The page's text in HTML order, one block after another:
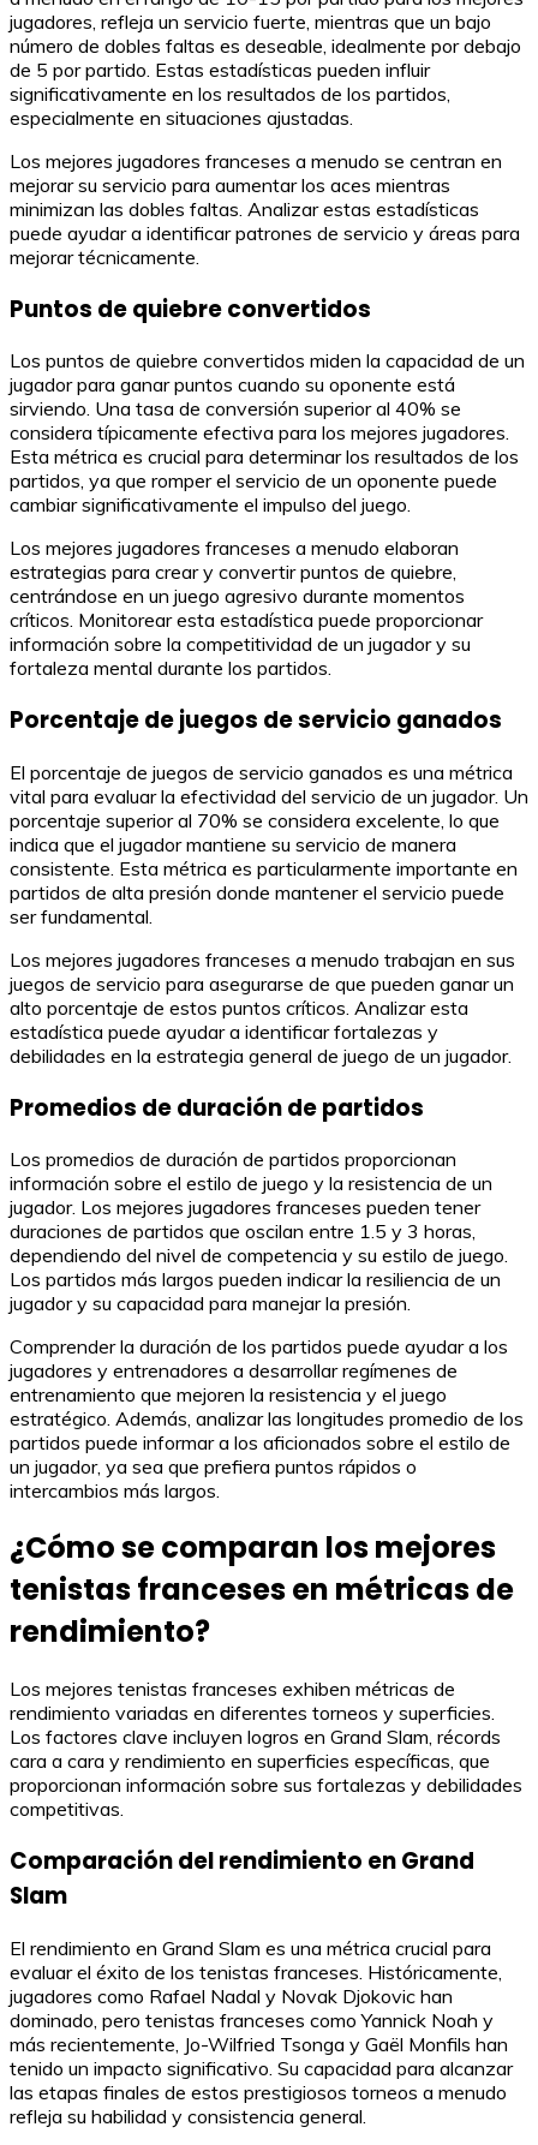
jugadores, refleja un servicio fuerte, mientras que un bajo
número de dobles faltas es deseable, idealmente por debajo
de 5 por partido. Estas estadísticas pueden influir
significativamente en los resultados de los partidos,
especialmente en situaciones ajustadas.
Los mejores jugadores franceses a menudo se centran en
mejorar su servicio para aumentar los aces mientras
minimizan las dobles faltas. Analizar estas estadísticas
puede ayudar a identificar patrones de servicio y áreas para
mejorar técnicamente.
Puntos de quiebre convertidos
Los puntos de quiebre convertidos miden la capacidad de un
jugador para ganar puntos cuando su oponente está
sirviendo. Una tasa de conversión superior al 40% se
considera típicamente efectiva para los mejores jugadores.
Esta métrica es crucial para determinar los resultados de los
partidos, ya que romper el servicio de un oponente puede
cambiar significativamente el impulso del juego.
Los mejores jugadores franceses a menudo elaboran
estrategias para crear y convertir puntos de quiebre,
centrándose en un juego agresivo durante momentos
críticos. Monitorear esta estadística puede proporcionar
información sobre la competitividad de un jugador y su
fortaleza mental durante los partidos.
Porcentaje de juegos de servicio ganados
El porcentaje de juegos de servicio ganados es una métrica
vital para evaluar la efectividad del servicio de un jugador. Un
porcentaje superior al 70% se considera excelente, lo que
indica que el jugador mantiene su servicio de manera
consistente. Esta métrica es particularmente importante en
partidos de alta presión donde mantener el servicio puede
ser fundamental.
Los mejores jugadores franceses a menudo trabajan en sus
juegos de servicio para asegurarse de que pueden ganar un
alto porcentaje de estos puntos críticos. Analizar esta
estadística puede ayudar a identificar fortalezas y
debilidades en la estrategia general de juego de un jugador.
Promedios de duración de partidos
Los promedios de duración de partidos proporcionan
información sobre el estilo de juego y la resistencia de un
jugador. Los mejores jugadores franceses pueden tener
duraciones de partidos que oscilan entre 1.5 y 3 horas,
dependiendo del nivel de competencia y su estilo de juego.
Los partidos más largos pueden indicar la resiliencia de un
jugador y su capacidad para manejar la presión.
Comprender la duración de los partidos puede ayudar a los
jugadores y entrenadores a desarrollar regímenes de
entrenamiento que mejoren la resistencia y el juego
estratégico. Además, analizar las longitudes promedio de los
partidos puede informar a los aficionados sobre el estilo de
un jugador, ya sea que prefiera puntos rápidos o
intercambios más largos.
¿Cómo se comparan los mejores
tenistas franceses en métricas de
rendimiento?
Los mejores tenistas franceses exhiben métricas de
rendimiento variadas en diferentes torneos y superficies.
Los factores clave incluyen logros en Grand Slam, récords
cara a cara y rendimiento en superficies específicas, que
proporcionan información sobre sus fortalezas y debilidades
competitivas.
Comparación del rendimiento en Grand
Slam
El rendimiento en Grand Slam es una métrica crucial para
evaluar el éxito de los tenistas franceses. Históricamente,
jugadores como Rafael Nadal y Novak Djokovic han
dominado, pero tenistas franceses como Yannick Noah y
más recientemente, Jo-Wilfried Tsonga y Gaël Monfils han
tenido un impacto significativo. Su capacidad para alcanzar
las etapas finales de estos prestigiosos torneos a menudo
refleja su habilidad y consistencia general.